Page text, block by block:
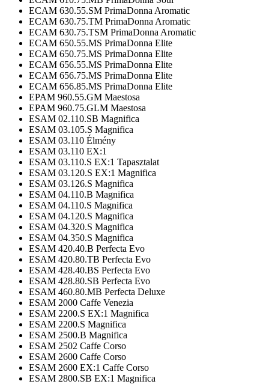
ECAM 630.55.SM PrimaDonna Aromatic
ECAM 630.75.TM PrimaDonna Aromatic
ECAM 630.75.TSM PrimaDonna Aromatic
ECAM 650.55.MS PrimaDonna Elite
ECAM 650.75.MS PrimaDonna Elite
ECAM 656.55.MS PrimaDonna Elite
ECAM 656.75.MS PrimaDonna Elite
ECAM 656.85.MS PrimaDonna Elite
EPAM 960.55.GM Maestosa
EPAM 960.75.GLM Maestosa
ESAM 02.110.SB Magnifica
ESAM 03.105.S Magnifica
ESAM 03.110 Élmény
ESAM 03.110 EX:1
ESAM 03.110.S EX:1 Tapasztalat
ESAM 03.120.S EX:1 Magnifica
ESAM 03.126.S Magnifica
ESAM 04.110.B Magnifica
ESAM 04.110.S Magnifica
ESAM 04.120.S Magnifica
ESAM 04.320.S Magnifica
ESAM 04.350.S Magnifica
ESAM 420.40.B Perfecta Evo
ESAM 420.80.TB Perfecta Evo
ESAM 428.40.BS Perfecta Evo
ESAM 428.80.SB Perfecta Evo
ESAM 460.80.MB Perfecta Deluxe
ESAM 2000 Caffe Venezia
ESAM 2200.S EX:1 Magnifica
ESAM 2200.S Magnifica
ESAM 2500.B Magnifica
ESAM 2502 Caffe Corso
ESAM 2600 Caffe Corso
ESAM 2600 EX:1 Caffe Corso
ESAM 2800.SB EX:1 Magnifica